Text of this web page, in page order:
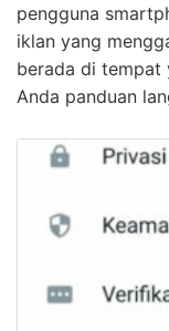
pengguna
iklan yang
berada di tempat
Anda panduan